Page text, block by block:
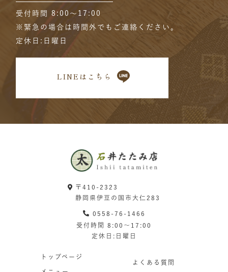
受付時間 8:00〜17:00
※緊急の場合は時間外でもご連絡ください。
定休日:日曜日
LINEはこちら
〒410-2323
静岡県伊豆の国市大仁283
0558-76-1466
受付時間 8:00〜17:00
定休日:日曜日
トップページ
よくある質問